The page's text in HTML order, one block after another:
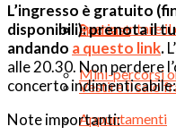
Podcast
Mini-percorsi
Appuntamenti
Sperimentare
Vestire il saio
L’ingresso è gratuito
disponibili): prenota il
andando a questo link.
alle 20.30. Non perdere
concerto
Note importanti: